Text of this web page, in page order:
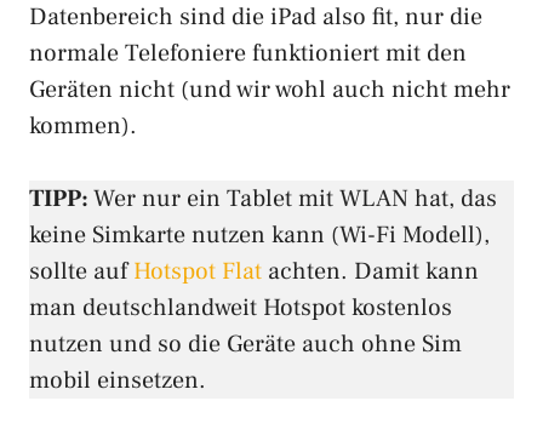
Datenbereich sind die iPad also fit, nur die
normale Telefoniere funktioniert mit den
Geräten nicht (und wir wohl auch nicht mehr
kommen).
TIPP:Wer nur ein Tablet mit WLAN hat, das
keine Simkarte nutzen kann (Wi-Fi Modell),
sollte aufHotspot Flat achten. Damit kann
man deutschlandweit Hotspot kostenlos
nutzen und so die Geräte auch ohne Sim
mobil einsetzen.